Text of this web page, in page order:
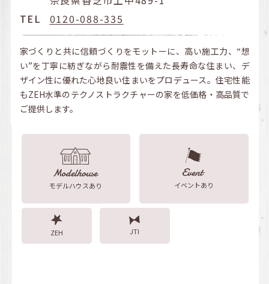
TEL
0120-088-335
家づくりと共に信頼づくりをモットーに、高い施工力、“想
い”を丁寧に紡ぎながら耐震性を備えた長寿命な住まい、デ
ザイン性に優れた心地良い住まいをプロデュース。住宅性能
もZEH水準のテクノストラクチャーの家を低価格・高品質で
ご提供します。
モデルハウスあり イベントあり
ZEH JTI